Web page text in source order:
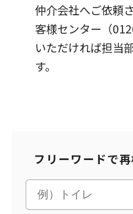
仲介会社へご依頼
客様センター（
いただければ担当
す。
フリーワードで再